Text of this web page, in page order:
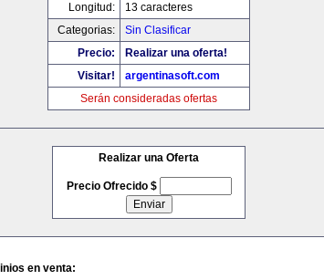
Longitud:
13 caracteres
Categorias:
Sin Clasificar
Precio:
Realizar una oferta!
Visitar!
argentinasoft.com
Serán consideradas ofertas
Realizar una Oferta
Precio Ofrecido $
en venta: